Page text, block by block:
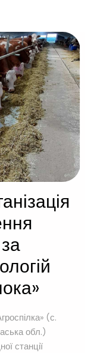
(с.
обл.)
станції